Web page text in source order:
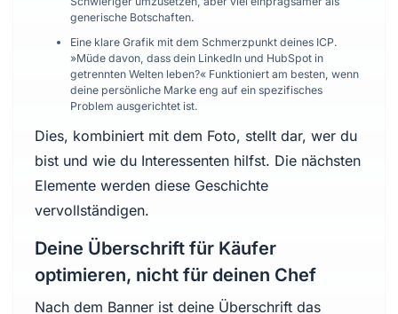
generische Botschaften.
Eine klare Grafik mit dem Schmerzpunkt deines ICP.
»Müde davon, dass dein LinkedIn und HubSpot in
getrennten Welten leben?« Funktioniert am besten, wenn
deine persönliche Marke eng auf ein spezifisches
Problem ausgerichtet ist.
Dies, kombiniert mit dem Foto, stellt dar, wer du
bist und wie du Interessenten hilfst. Die nächsten
Elemente werden diese Geschichte
vervollständigen.
Deine Überschrift für Käufer
optimieren, nicht für deinen Chef
Nach dem Banner ist deine Überschrift das